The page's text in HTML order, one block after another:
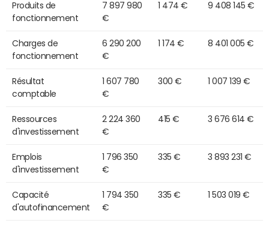
Produits de
fonctionnement
7 897 980
€
1 474 € 9 408 145 €
Charges de
fonctionnement
6 290 200
€
1 174 € 8 401 005 €
Résultat
comptable
1 607 780
€
300 € 1 007 139 €
Ressources
d'investissement
2 224 360
€
415 € 3 676 614 €
Emplois
d'investissement
1 796 350
€
335 € 3 893 231 €
Capacité
d'autofinancement
1 794 350
€
335 € 1 503 019 €